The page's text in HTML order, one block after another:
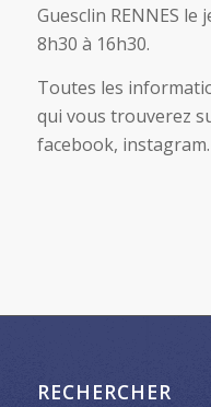
Guesclin RENNES le
8h30 à 16h30.
Toutes les
qui vous trouverez
facebook, instagram.
RECHERCHER